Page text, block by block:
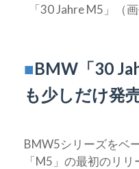
「30 Jahre M5」（
■BMW「30
も少しだけ発
BMW5シリーズをベ
「M5」の最初のリ